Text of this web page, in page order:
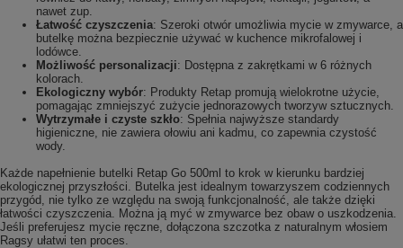
nawet zup.
Łatwość czyszczenia: Szeroki otwór umożliwia mycie w zmywarce, a
butelkę można bezpiecznie używać w kuchence mikrofalowej i
lodówce.
Możliwość personalizacji: Dostępna z zakrętkami w 6 różnych
kolorach.
Ekologiczny wybór: Produkty Retap promują wielokrotne użycie,
pomagając zmniejszyć zużycie jednorazowych tworzyw sztucznych.
Wytrzymałe i czyste szkło: Spełnia najwyższe standardy
higieniczne, nie zawiera ołowiu ani kadmu, co zapewnia czystość
wody.
Każde napełnienie butelki Retap Go 500ml to krok w kierunku bardziej
ekologicznej przyszłości. Butelka jest idealnym towarzyszem codziennych
przygód, nie tylko ze względu na swoją funkcjonalność, ale także dzięki
łatwości czyszczenia. Można ją myć w zmywarce bez obaw o uszkodzenia.
Jeśli preferujesz mycie ręczne, dołączona szczotka z naturalnym włosiem
Ragsy ułatwi ten proces.